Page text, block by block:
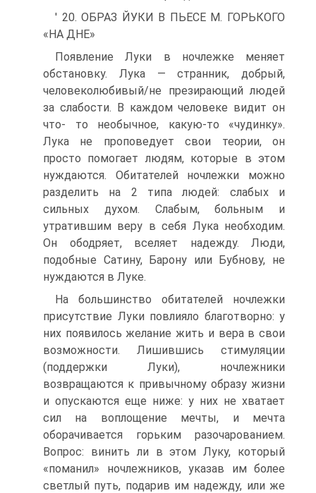
' 20. ОБРАЗ ЙУКИ В ПЬЕСЕ М. ГОРЬКОГО
«НА ДНЕ»
Появление Луки в ночлежке меняет
обстановку. Лука — странник, добрый,
человеколюбивый/не презирающий людей
за слабости. В каждом человеке видит он
что- то необычное, какую-то «чудинку».
Лука не проповедует свои теории, он
просто помогает людям, которые в этом
нуждаются. Обитателей ночлежки можно
разделить на 2 типа людей: слабых и
сильных духом. Слабым, больным и
утратившим веру в себя Лука необходим.
Он ободряет, вселяет надежду. Люди,
подобные Сатину, Барону или Бубнову, не
нуждаются в Луке.
На большинство обитателей ночлежки
присутствие Луки повлияло благотворно: у
них появилось желание жить и вера в свои
возможности. Лишившись стимуляции
(поддержки Луки), ночлежники
возвращаются к привычному образу жизни
и опускаются еще ниже: у них не хватает
сил на воплощение мечты, и мечта
оборачивается горьким разочарованием.
Вопрос: винить ли в этом Луку, который
«поманил» ночлежников, указав им более
светлый путь, подарив им надежду, или же